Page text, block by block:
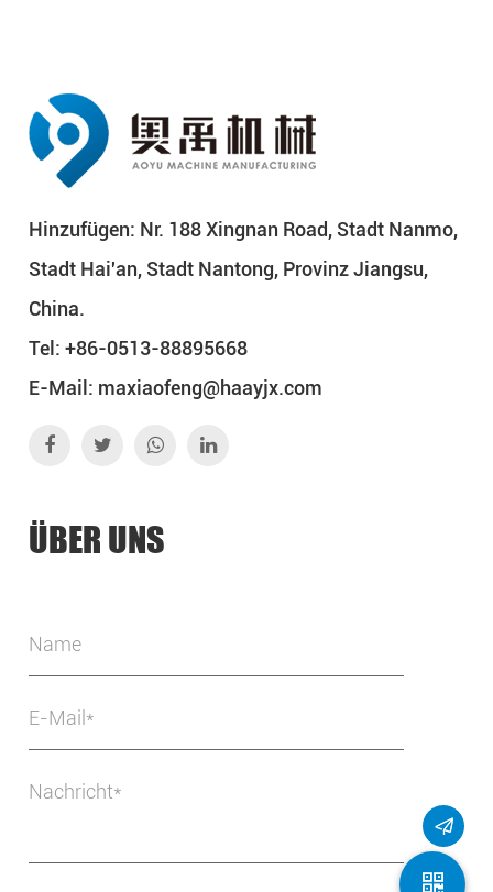
Hinzufügen: Nr. 188 Xingnan Road, Stadt Nanmo,
Stadt Hai'an, Stadt Nantong, Provinz Jiangsu,
China.
Tel: +86-0513-88895668
E-Mail: maxiaofeng@haayjx.com
ÜBER UNS